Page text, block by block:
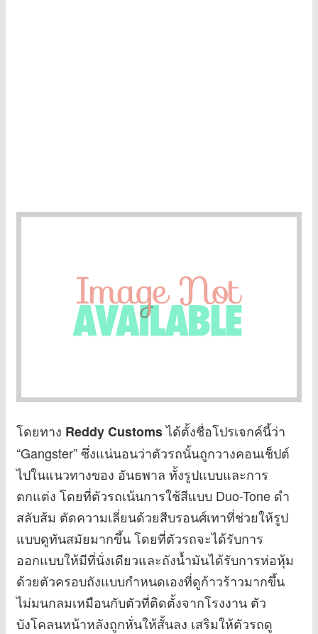
โดยทาง Reddy Customsได้ตั้งชื่อโปรเจกค์นี้ว่า
“Gangster” ซึ่งแน่นอนว่าตัวรถนั้นถูกวางคอนเช็ปต์
ไปในแนวทางของ อันธพาล ทั้งรูปแบบและการ
ตกแต่ง โดยที่ตัวรถเน้นการใช้สีแบบ Duo-Tone ดำ
สลับส้ม ตัดความเลี่ยนด้วยสีบรอนศ์เทาที่ช่วยให้รูป
แบบดูทันสมัยมากขึ้น โดยที่ตัวรถจะได้รับการ
ออกแบบให้มีที่นั่งเดียวและถังน้ำมันได้รับการห่อหุ้ม
ด้วยตัวครอบถังแบบกำหนดเองที่ดูก้าวร้าวมากขึ้น
ไม่มนกลมเหมือนกับตัวที่ติดตั้งจากโรงงาน ตัว
บังโคลนหน้าหลังถูกหั่นให้สั้นลง เสริมให้ตัวรถดู